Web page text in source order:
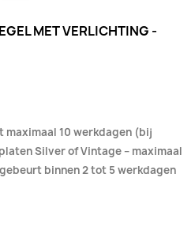
MET VERLICHTING -
10 werkdagen (bij
Silver of Vintage – maximaal
binnen 2 tot 5 werkdagen